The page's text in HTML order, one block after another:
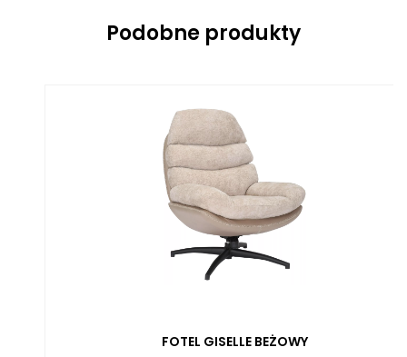
Podobne produkty
FOTEL GISELLE BEŻOWY